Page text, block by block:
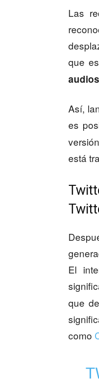
Las
que
audios
Así,
es
está
El
que
como